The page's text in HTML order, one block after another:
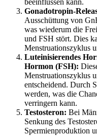
beeinflussen kann.
Gonadotropin-
Ausschüttung von
was wiederum die
und FSH stört. Dies
Menstruationszyklus
Luteinisierendes
Hormon (FSH):
Menstruationszyklus
entscheidend. Durch
werden, was die
verringern kann.
Testosteron: Bei
Senkung des
Spermienproduktion